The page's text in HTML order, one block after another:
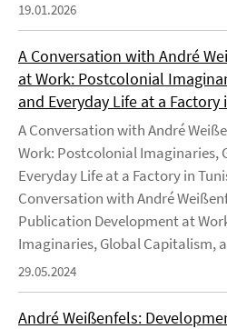
19.01.2026
A Conversation with André
at Work: Postcolonial
and Everyday Life at a Factory
A Conversation with André
Work: Postcolonial Imaginaries,
Everyday Life at a Factory in
Conversation with André
Publication Development at
Imaginaries, Global Capitalism,
29.05.2024
André Weißenfels: